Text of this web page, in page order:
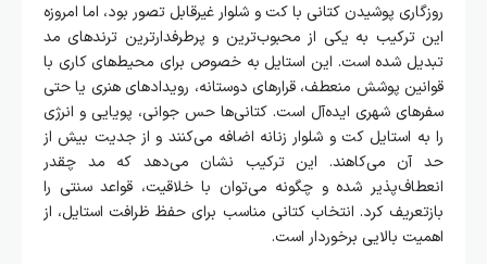
روزگاری پوشیدن کتانی با کت و شلوار غیرقابل تصور بود، اما امروزه
این ترکیب به یکی از محبوب‌ترین و پرطرفدارترین ترندهای مد
تبدیل شده است. این استایل به خصوص برای محیط‌های کاری با
قوانین پوشش منعطف، قرارهای دوستانه، رویدادهای هنری یا حتی
سفرهای شهری ایده‌آل است. کتانی‌ها حس جوانی، پویایی و انرژی
را به استایل کت و شلوار زنانه اضافه می‌کنند و از جدیت بیش از
حد آن می‌کاهند. این ترکیب نشان می‌دهد که مد چقدر
انعطاف‌پذیر شده و چگونه می‌توان با خلاقیت، قواعد سنتی را
بازتعریف کرد. انتخاب کتانی مناسب برای حفظ ظرافت استایل، از
اهمیت بالایی برخوردار است.